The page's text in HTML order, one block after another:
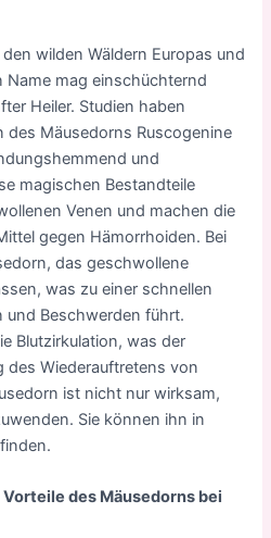
wilden Wäldern Europas und
Name mag einschüchternd
Heiler. Studien haben
des Mäusedorns Ruscogenine
und
magischen Bestandteile
Venen und machen die
gegen Hämorrhoiden. Bei
das geschwollene
was zu einer schnellen
und Beschwerden führt.
Blutzirkulation, was der
des Wiederauftretens von
ist nicht nur wirksam,
Sie können ihn in
des Mäusedorns bei